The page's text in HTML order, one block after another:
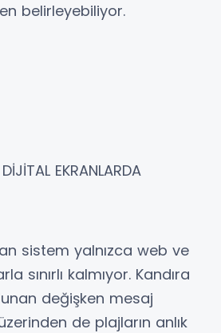
belirleyebiliyor.
EKRANLARDA
sistem yalnızca web ve
sınırlı kalmıyor. Kandıra
değişken mesaj
de plajların anlık